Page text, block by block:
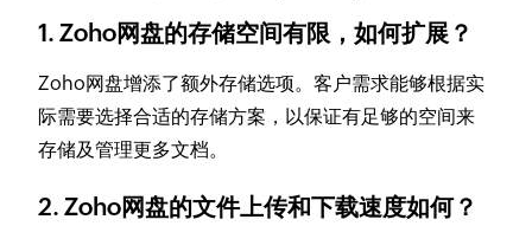
1. Zoho网盘的存储空间有限，如何扩展？
Zoho网盘增添了额外存储选项。客户需求能够根据实
际需要选择合适的存储方案，以保证有足够的空间来
存储及管理更多文档。
2. Zoho网盘的文件上传和下载速度如何？